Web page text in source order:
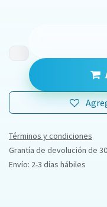
Términos y condiciones
Grantía de devolución de
Envío: 2-3 días hábiles